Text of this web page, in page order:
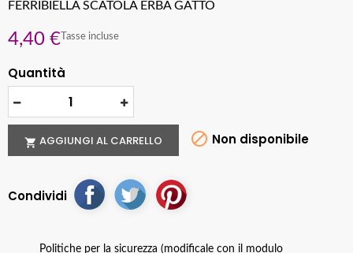
FERRIBIELLA SCATOLA ERBA GATTO
4,40 € Tasse incluse
Quantità
 AGGIUNGI AL CARRELLO  Non disponibile
Condividi
Politiche per la sicurezza (modificale con il modulo